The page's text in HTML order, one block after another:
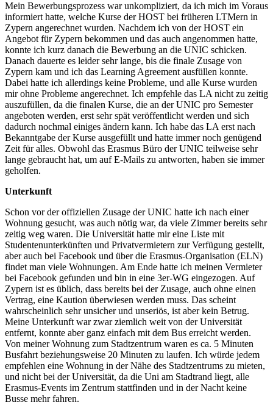
Mein Bewerbungsprozess war unkompliziert, da ich mich im Voraus
informiert hatte, welche Kurse der HOST bei früheren LTMern in
Zypern angerechnet wurden. Nachdem ich von der HOST ein
Angebot für Zypern bekommen und das auch angenommen hatte,
konnte ich kurz danach die Bewerbung an die UNIC schicken.
Danach dauerte es leider sehr lange, bis die finale Zusage von
Zypern kam und ich das Learning Agreement ausfüllen konnte.
Dabei hatte ich allerdings keine Probleme, und alle Kurse wurden
mir ohne Probleme angerechnet. Ich empfehle das LA nicht zu zeitig
auszufüllen, da die finalen Kurse, die an der UNIC pro Semester
angeboten werden, erst sehr spät veröffentlicht werden und sich
dadurch nochmal einiges ändern kann. Ich habe das LA erst nach
Bekanntgabe der Kurse ausgefüllt und hatte immer noch genügend
Zeit für alles. Obwohl das Erasmus Büro der UNIC teilweise sehr
lange gebraucht hat, um auf E-Mails zu antworten, haben sie immer
geholfen.
Unterkunft
Schon vor der offiziellen Zusage der UNIC hatte ich nach einer
Wohnung gesucht, was auch nötig war, da viele Zimmer bereits sehr
zeitig weg waren. Die Universität hatte mir eine Liste mit
Studentenunterkünften und Privatvermietern zur Verfügung gestellt,
aber auch bei Facebook und über die Erasmus-Organisation (ELN)
findet man viele Wohnungen. Am Ende hatte ich meinen Vermieter
bei Facebook gefunden und bin in eine 3er-WG eingezogen. Auf
Zypern ist es üblich, dass bereits bei der Zusage, auch ohne einen
Vertrag, eine Kaution überwiesen werden muss. Das scheint
wahrscheinlich sehr unsicher und unseriös, ist aber kein Betrug.
Meine Unterkunft war zwar ziemlich weit von der Universität
entfernt, konnte aber ganz einfach mit dem Bus erreicht werden.
Von meiner Wohnung zum Stadtzentrum waren es ca. 5 Minuten
Busfahrt beziehungsweise 20 Minuten zu laufen. Ich würde jedem
empfehlen eine Wohnung in der Nähe des Stadtzentrums zu mieten,
und nicht bei der Universität, da die Uni am Stadtrand liegt, alle
Erasmus-Events im Zentrum stattfinden und in der Nacht keine
Busse mehr fahren.